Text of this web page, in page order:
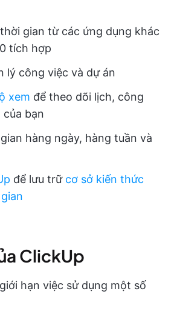
gian từ các ứng dụng khác
tích hợp
lý công việc và dự án
xem để theo dõi lịch, công
của bạn
hàng ngày, hàng tuần và
để lưu trữ cơ sở kiến thức
ClickUp
hạn việc sử dụng một số